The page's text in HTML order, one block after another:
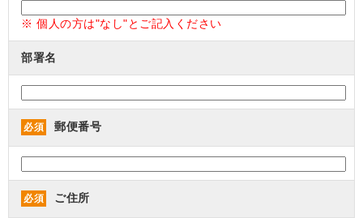
※ 個人の方は"なし"とご記入ください
部署名
必須 郵便番号
必須 ご住所